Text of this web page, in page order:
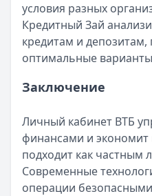
условия разных
Кредитный Зай
кредитам и депозитам,
оптимальные
Заключение
Личный кабинет ВТБ
финансами и
подходит как частным
Современные
операции